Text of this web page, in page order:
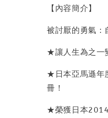
【內容簡介】
被討厭的勇氣：
★讓人生為之一
★日本亞馬遜年
冊！
★榮獲日本2014